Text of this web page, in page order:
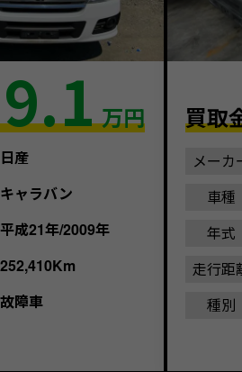
9.1 万円
日産
キャラバン
平成21年/2009年
252,410Km
故障車
買取
メーカ
車種
年式
走行距
種別